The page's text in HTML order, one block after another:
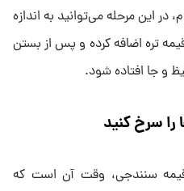
این مرحله می‌توانید به اندازه
تره اضافه کرده و پس از بستن
و جا افتاده شود.
سرخ کنید
سنندجی، وقت آن است که